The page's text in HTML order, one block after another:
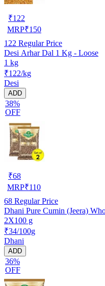
₹122
MRP₹150
122 Regular Price
Desi Arhar Dal 1 Kg - Loose
1 kg
₹122/kg
Desi
ADD
38%
OFF
₹68
MRP₹110
68 Regular Price
Dhani Pure Cumin (Jeera)
2X100 g
₹34/100g
Dhani
ADD
36%
OFF